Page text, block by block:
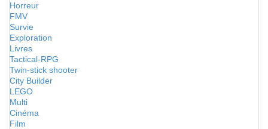
Horreur
FMV
Survie
Exploration
Livres
Tactical-RPG
Twin-stick shooter
City Builder
LEGO
Multi
Cinéma
Film